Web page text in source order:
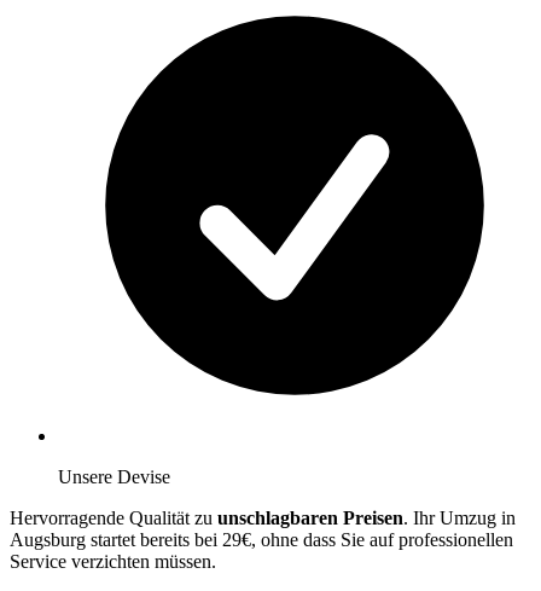
Unsere Devise
Hervorragende Qualität zu unschlagbaren Preisen. Ihr Umzug in
Augsburg startet bereits bei 29€, ohne dass Sie auf professionellen
Service verzichten müssen.